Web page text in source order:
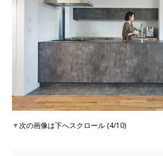
▼次の画像は下へスクロール (4/10)